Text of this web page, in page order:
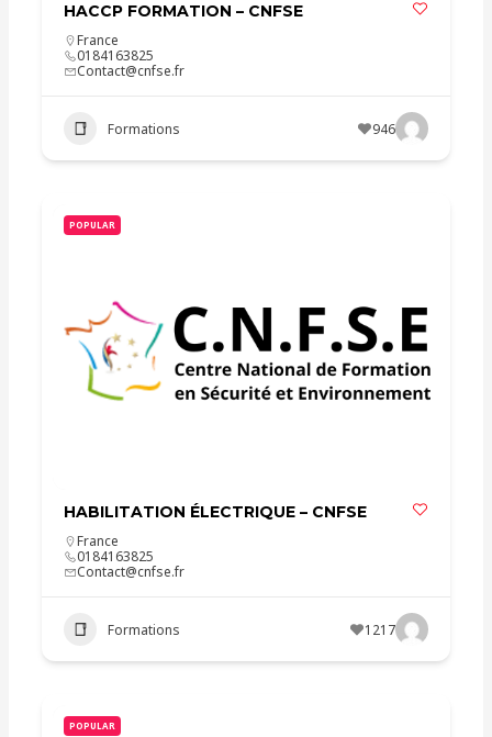
HACCP FORMATION – CNFSE
France
0184163825
Contact@cnfse.fr
Formations 946
POPULAR
HABILITATION ÉLECTRIQUE – CNFSE
France
0184163825
Contact@cnfse.fr
Formations 1217
POPULAR